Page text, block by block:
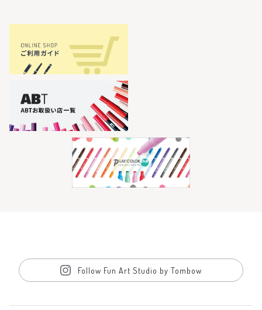
Follow Fun Art Studio by Tombow